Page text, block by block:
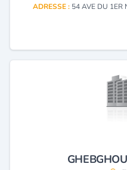
ADRESSE : 54 AVE DU 1ER